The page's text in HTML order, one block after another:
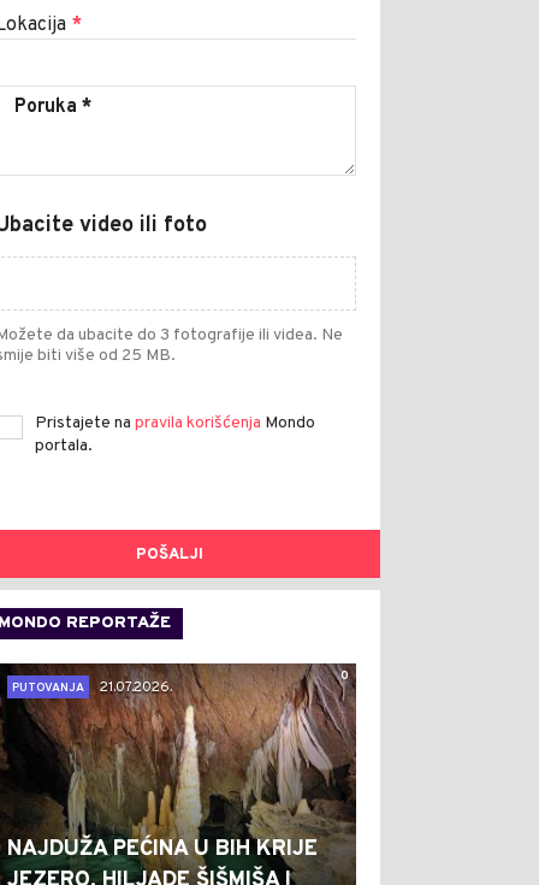
*
video ili foto
da ubacite do 3 fotografije ili videa. Ne
biti više od 25 MB.
Pristajete na pravila korišćenja Mondo
portala.
POŠALJI
MONDO REPORTAŽE
0
PUTOVANJA
21.07.2026.
NAJDUŽA PEĆINA U BIH KRIJE